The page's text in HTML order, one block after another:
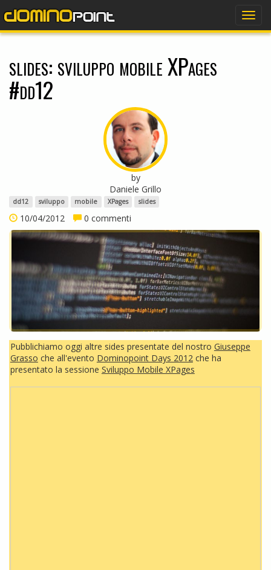
slides: sviluppo mobile XPages
#dd12
by
Daniele Grillo
dd12 sviluppo mobile XPages slides
10/04/2012 0 commenti
Pubblichiamo oggi altre sides presentate del nostro Giuseppe
Grasso che all'evento Dominopoint Days 2012 che ha
presentato la sessione Sviluppo Mobile XPages